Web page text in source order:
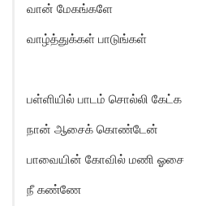
வான் மேகங்களே
வாழ்த்துக்கள் பாடுங்கள்
பள்ளியில் பாடம் சொல்லி கேட்க
நான் ஆசைக் கொண்டேன்
பாவையின் கோவில் மணி ஓசை
நீ கண்ணே